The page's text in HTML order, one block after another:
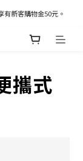
有新客購物金50元。
有新客購物金50元。
攜式